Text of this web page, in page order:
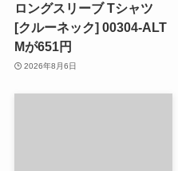
ロングスリーブ Tシャツ
[クルーネック] 00304-ALT
Mが651円
2026年8月6日